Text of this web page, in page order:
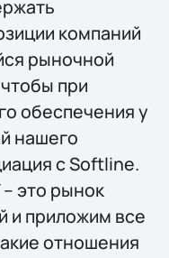
компаний
рыночной
при
обеспечения у
нашего
с Softline.
это рынок
и приложим все
отношения